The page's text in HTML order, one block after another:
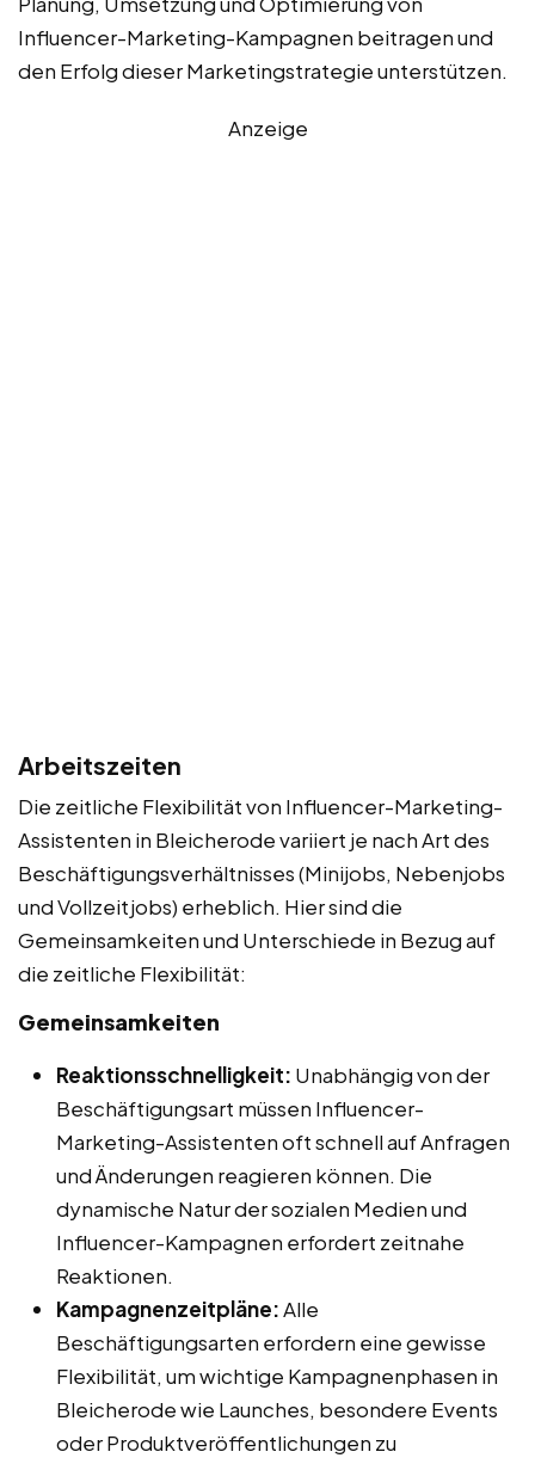
Influencer-Marketing-Kampagnen beitragen und
den Erfolg dieser Marketingstrategie unterstützen.
Anzeige
Arbeitszeiten
Die zeitliche Flexibilität von Influencer-Marketing-
Assistenten in Bleicherode variiert je nach Art des
Beschäftigungsverhältnisses (Minijobs, Nebenjobs
und Vollzeitjobs) erheblich. Hier sind die
Gemeinsamkeiten und Unterschiede in Bezug auf
die zeitliche Flexibilität:
Gemeinsamkeiten
Reaktionsschnelligkeit: Unabhängig von der
Beschäftigungsart müssen Influencer-
Marketing-Assistenten oft schnell auf Anfragen
und Änderungen reagieren können. Die
dynamische Natur der sozialen Medien und
Influencer-Kampagnen erfordert zeitnahe
Reaktionen.
Kampagnenzeitpläne:Alle
Beschäftigungsarten erfordern eine gewisse
Flexibilität, um wichtige Kampagnenphasen in
Bleicherode wie Launches, besondere Events
oder Produktveröffentlichungen zu